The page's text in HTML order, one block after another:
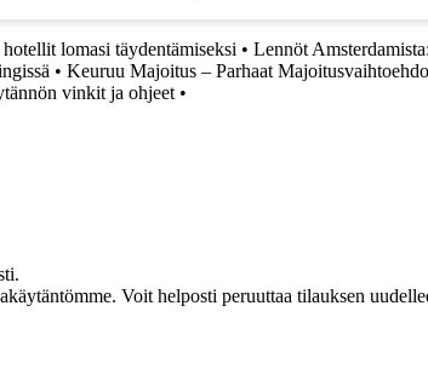
lomasi täydentämiseksi • Lennöt
• Keuruu Majoitus – Parhaat
vinkit ja ohjeet •
Voit helposti peruuttaa tilauksen